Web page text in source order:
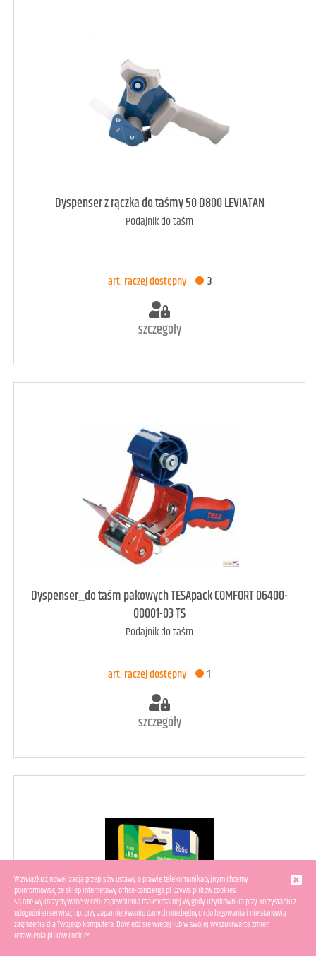
art. dostępny 5
Dyspenser z rączka do taśmy 50 D800 LEVIATAN
Podajnik do taśm
art. raczej dostępny 3
szczegóły
art. raczej dostępny 3
Dyspenser_do taśm pakowych TESApack COMFORT 06400-
00001-03 TS
Podajnik do taśm
art. raczej dostępny 1
szczegóły
W związku z nowelizacją przepisów ustawy o prawie telekomunikacyjnym chcemy
poinformować, że sklep internetowy office-concierge.pl używa plików cookies.
Są one wykorzystywane w celu zapewnienia maksymalnej wygody Użytkownika przy korzystaniu z
udogodnień serwisu, np. przy zapamiętywaniu danych niezbędnych do logowania i nie stanowią
zagrożenia dla Twojego komputera.Dowiedz się więcej lub w swojej wyszukiwarce zmień
ustawienia plików cookies.